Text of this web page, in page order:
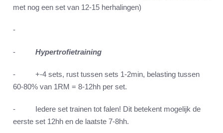
met nog een set van 12-15 herhalingen)
-
- Hypertrofietraining
- +-4 sets, rust tussen sets 1-2min, belasting tussen
60-80% van 1RM = 8-12hh per set.
- Iedere set trainen tot falen! Dit betekent mogelijk de
eerste set 12hh en de laatste 7-8hh.